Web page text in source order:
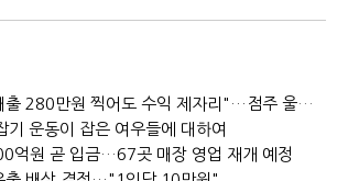
(SPC 민낯)③"일매출 280만원 찍어도 수익 제자리"…점주 울리는 '상시 할인'
기 운동이 잡은 여우들에 대하여
억원 곧 입금…67곳 매장 영업 재개 예정